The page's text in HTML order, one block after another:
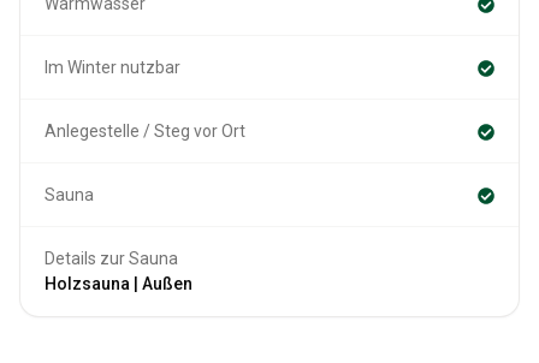
Im Winter nutzbar
Anlegestelle / Steg vor Ort
Sauna
Details zur Sauna
Holzsauna | Außen